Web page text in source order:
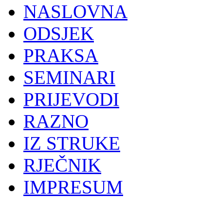
NASLOVNA
ODSJEK
PRAKSA
SEMINARI
PRIJEVODI
RAZNO
IZ STRUKE
RJEČNIK
IMPRESUM